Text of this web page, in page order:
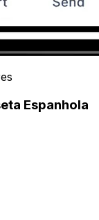
Espanhola